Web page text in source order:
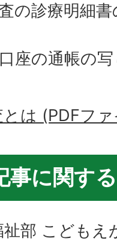
の診療明細
座の通帳の
は (PDFフ
事に関す
祉部 こどもえ